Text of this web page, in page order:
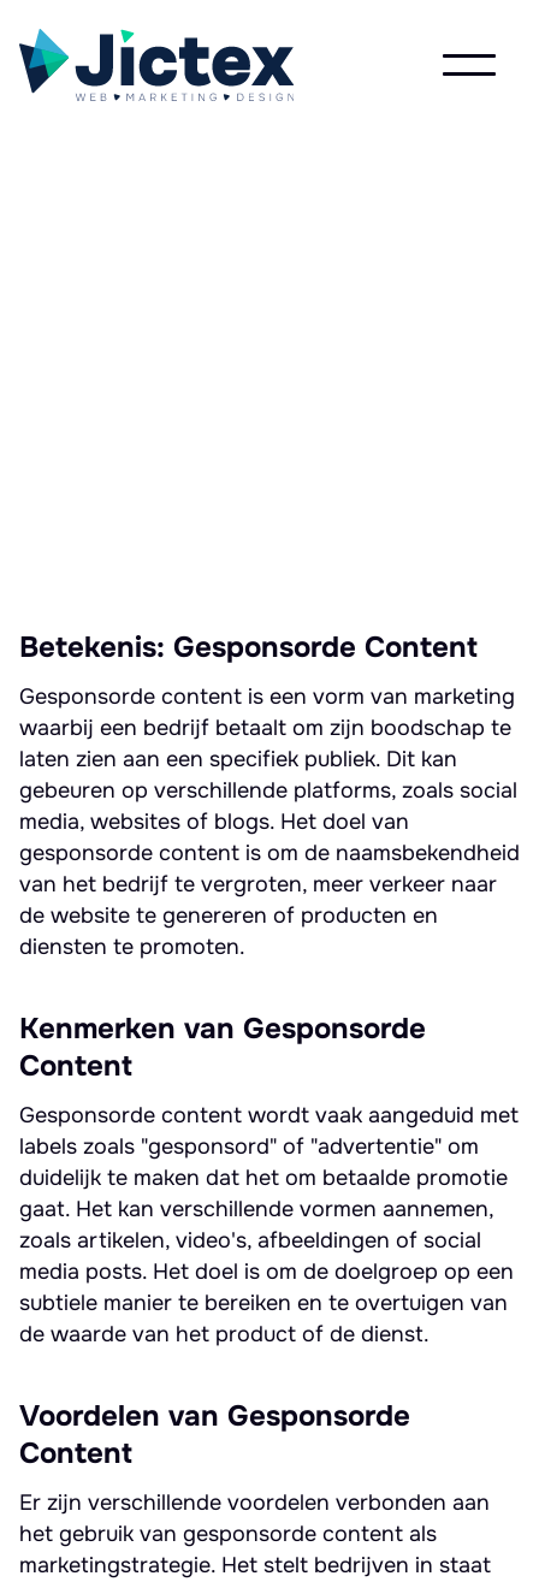
Betekenis: Gesponsorde Content
Gesponsorde content is een vorm van marketing
waarbij een bedrijf betaalt om zijn boodschap te
laten zien aan een specifiek publiek. Dit kan
gebeuren op verschillende platforms, zoals social
media, websites of blogs. Het doel van
gesponsorde content is om de naamsbekendheid
van het bedrijf te vergroten, meer verkeer naar
de website te genereren of producten en
diensten te promoten.
Kenmerken van Gesponsorde
Content
Gesponsorde content wordt vaak aangeduid met
labels zoals "gesponsord" of "advertentie" om
duidelijk te maken dat het om betaalde promotie
gaat. Het kan verschillende vormen aannemen,
zoals artikelen, video's, afbeeldingen of social
media posts. Het doel is om de doelgroep op een
subtiele manier te bereiken en te overtuigen van
de waarde van het product of de dienst.
Voordelen van Gesponsorde
Content
Er zijn verschillende voordelen verbonden aan
het gebruik van gesponsorde content als
marketingstrategie. Het stelt bedrijven in staat